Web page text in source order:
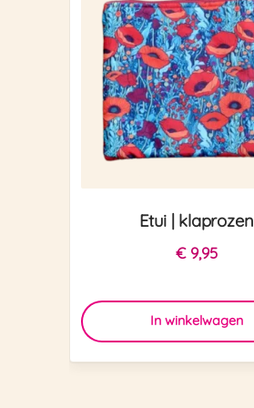
Etui | klaprozen
€9,95
In winkelwagen